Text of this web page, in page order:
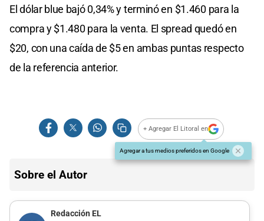
El dólar blue bajó 0,34% y terminó en $1.460 para la
compra y $1.480 para la venta. El spread quedó en
$20, con una caída de $5 en ambas puntas respecto
de la referencia anterior.
+ Agregar El Litoral en
Agregar a tus medios preferidos en Google
Sobre el Autor
Redacción EL